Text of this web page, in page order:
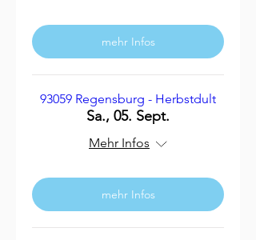
mehr Infos
93059 Regensburg - Herbstdult
Sa., 05. Sept.
Mehr Infos
mehr Infos